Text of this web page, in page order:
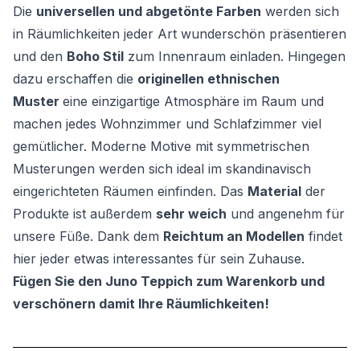
Die universellen und abgetönte Farben werden sich
in Räumlichkeiten jeder Art wunderschön präsentieren
und den Boho Stil zum Innenraum einladen. Hingegen
dazu erschaffen die originellen ethnischen
Muster eine einzigartige Atmosphäre im Raum und
machen jedes Wohnzimmer und Schlafzimmer viel
gemütlicher. Moderne Motive mit symmetrischen
Musterungen werden sich ideal im skandinavisch
eingerichteten Räumen einfinden. Das Material der
Produkte ist außerdem sehr weich und angenehm für
unsere Füße. Dank dem Reichtum an Modellen findet
hier jeder etwas interessantes für sein Zuhause.
Fügen Sie den Juno Teppich zum Warenkorb und
verschönern damit Ihre Räumlichkeiten!